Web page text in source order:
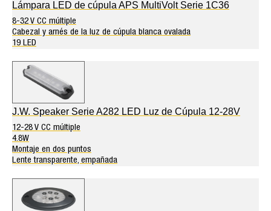
Lámpara LED de cúpula APS MultiVolt Serie 1C36
8-32 V CC múltiple
Cabezal y arnés de la luz de cúpula blanca ovalada
19 LED
J.W. Speaker Serie A282 LED Luz de Cúpula 12-28V
12-28 V CC múltiple
4.8W
Montaje en dos puntos
Lente transparente, empañada